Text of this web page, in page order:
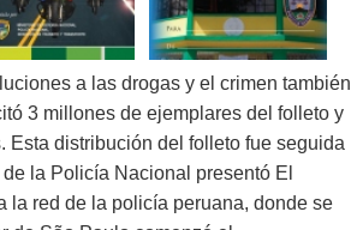
a las drogas y el crimen también
3 millones de ejemplares del folleto y
Esta distribución del folleto fue seguida
la Policía Nacional presentó El
la red de la policía peruana, donde se